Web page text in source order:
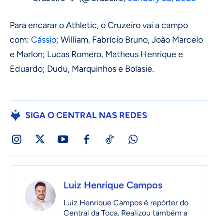
Para encarar o Athletic, o Cruzeiro vai a campo
com: Cássio; William, Fabrício Bruno, João Marcelo
e Marlon; Lucas Romero, Matheus Henrique e
Eduardo; Dudu, Marquinhos e Bolasie.
SIGA O CENTRAL NAS REDES
Luiz Henrique Campos
Luiz Henrique Campos é repórter do
Central da Toca. Realizou também a